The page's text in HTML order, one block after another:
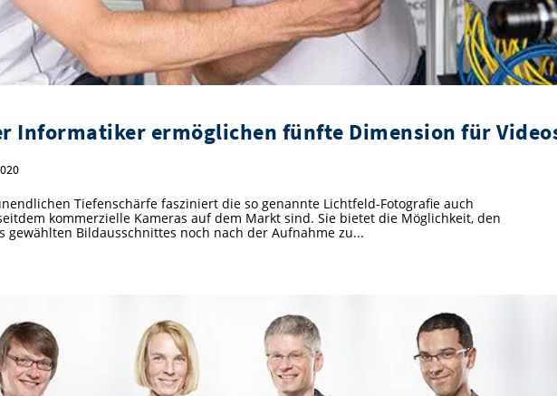
Informatiker ermöglichen fünfte Dimension für
Tiefenschärfe fasziniert die so genannte Lichtfeld-Fotografie auch
kommerzielle Kameras auf dem Markt sind. Sie bietet die Möglichkeit, den
gewählten Bildausschnittes noch nach der Aufnahme zu...